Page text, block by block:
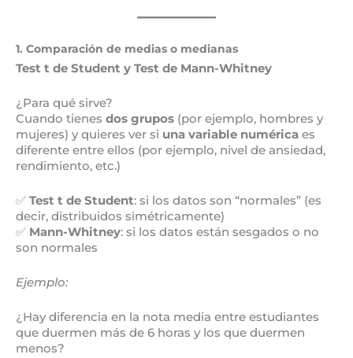
1. Comparación de medias o medianas
Test t de Student y Test de Mann-Whitney
¿Para qué sirve?
Cuando tienes dos grupos (por ejemplo, hombres y
mujeres) y quieres ver si una variable numérica es
diferente entre ellos (por ejemplo, nivel de ansiedad,
rendimiento, etc.)
✅ Test t de Student: si los datos son “normales” (es
decir, distribuidos simétricamente)
✅ Mann-Whitney: si los datos están sesgados o no
son normales
Ejemplo:
¿Hay diferencia en la nota media entre estudiantes
que duermen más de 6 horas y los que duermen
menos?